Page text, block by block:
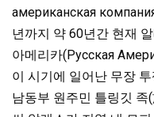
американская
년까지 약 60년간 현재
아메리카(Русская
이 시기에 일어난 무장
남동부 원주민 틀링깃